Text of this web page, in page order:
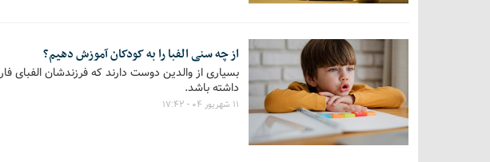
از چه سنی الفبا را به کودکان آموزش دهیم؟
بسیاری از والدین دوست دارند که فرزندشان الفبای
داشته باشد.
۱۱ شهریور ۰۴ - ۱۷:۴۲